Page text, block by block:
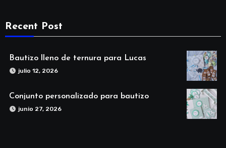
Recent Post
Bautizo lleno de ternura para Lucas
julio 12, 2026
Conjunto personalizado para bautizo
junio 27, 2026